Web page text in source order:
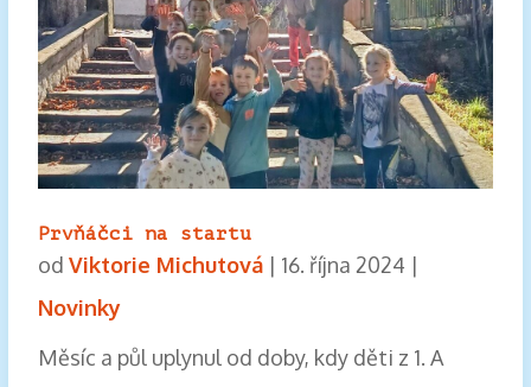
Prvňáčci na startu
od Viktorie Michutová| 16. října 2024 |
Novinky
Měsíc a půl uplynul od doby, kdy děti z 1. A